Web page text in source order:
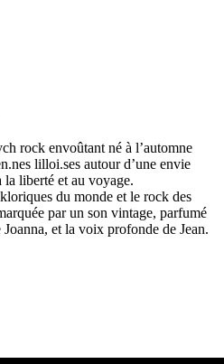
rock envoûtant né à l’automne
lilloi.ses autour d’une envie
la liberté et au voyage.
du monde et le rock des
par un son vintage, parfumé
et la voix profonde de Jean.